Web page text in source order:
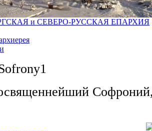
и СЕВЕРО-РУССКАЯ ЕПАРХИЯ